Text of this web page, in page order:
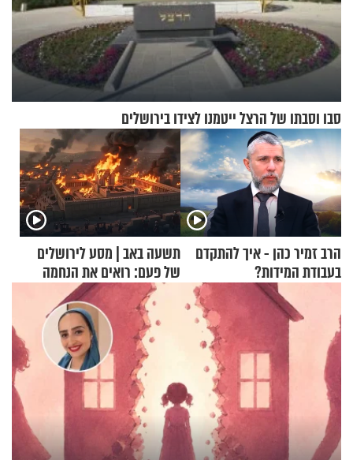
סבו וסבתו של הרצל ייטמנו לצידו בירושלים
הרב זמיר כהן - איך להתקדם
בעבודת המידות?
תשעה באב | מסע לירושלים
של פעם: רואים את הנחמה